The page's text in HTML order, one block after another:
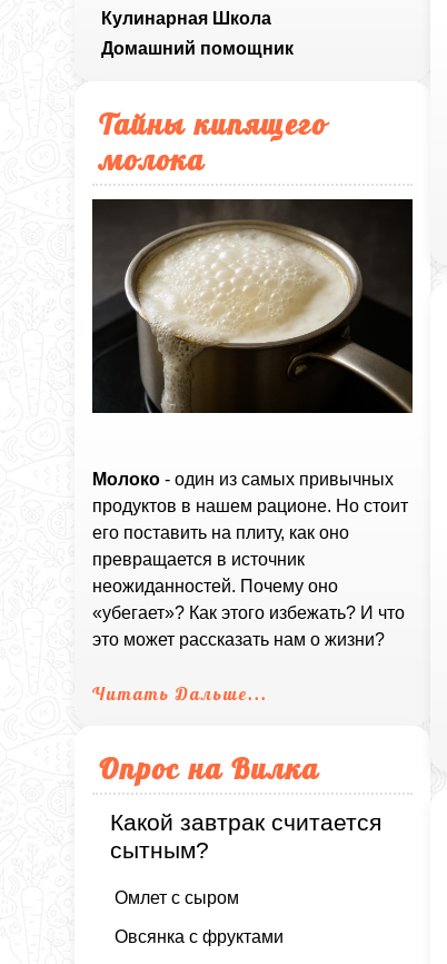
Кулинарная Школа
Домашний помощник
Тайны кипящего
молока
Молоко - один из самых привычных
продуктов в нашем рационе. Но стоит
его поставить на плиту, как оно
превращается в источник
неожиданностей. Почему оно
«убегает»? Как этого избежать? И что
это может рассказать нам о жизни?
Читать Дальше...
Опрос на Вилка
Какой завтрак считается
сытным?
Омлет с сыром
Овсянка с фруктами